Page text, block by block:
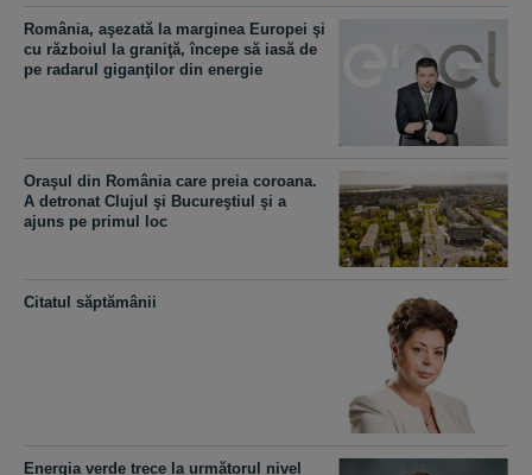
România, aşezată la marginea Europei şi
cu războiul la graniţă, începe să iasă de
pe radarul giganţilor din energie
Oraşul din România care preia coroana.
A detronat Clujul şi Bucureştiul şi a
ajuns pe primul loc
Citatul săptămânii
Energia verde trece la următorul nivel